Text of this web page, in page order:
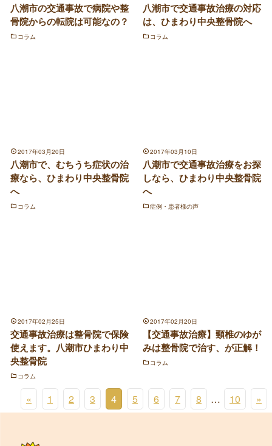
八潮市の交通事故で病院や整
骨院からの転院は可能なの？
コラム
八潮市で交通事故治療の対応
は、ひまわり中央整骨院へ
コラム
2017年03月20日
八潮市で、むちうち症状の治
療なら、ひまわり中央整骨院
へ
コラム
2017年03月10日
八潮市で交通事故治療をお探
しなら、ひまわり中央整骨院
へ
症例・患者様の声
2017年02月25日
交通事故治療は整骨院で保険
使えます。八潮市ひまわり中
央整骨院
コラム
2017年02月20日
【交通事故治療】頸椎のゆが
みは整骨院で治す、が正解！
コラム
« 1 2 3 4 5 6 7 8 … 10 »